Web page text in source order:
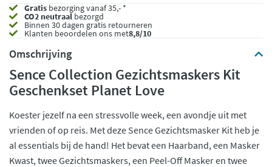
Gratis bezorging vanaf 35,- *
CO2 neutraalbezorgd
Binnen 30 dagen gratis retourneren
Klanten beoordelen ons met8,8/10
Omschrijving
Sence Collection Gezichtsmaskers Kit
Geschenkset Planet Love
Koester jezelf na een stressvolle week, een avondje uit met
vrienden of op reis. Met deze Sence Gezichtsmasker Kit heb je
al essentials bij de hand! Het bevat een Haarband, een Masker
Kwast, twee Gezichtsmaskers, een Peel-Off Masker en twee